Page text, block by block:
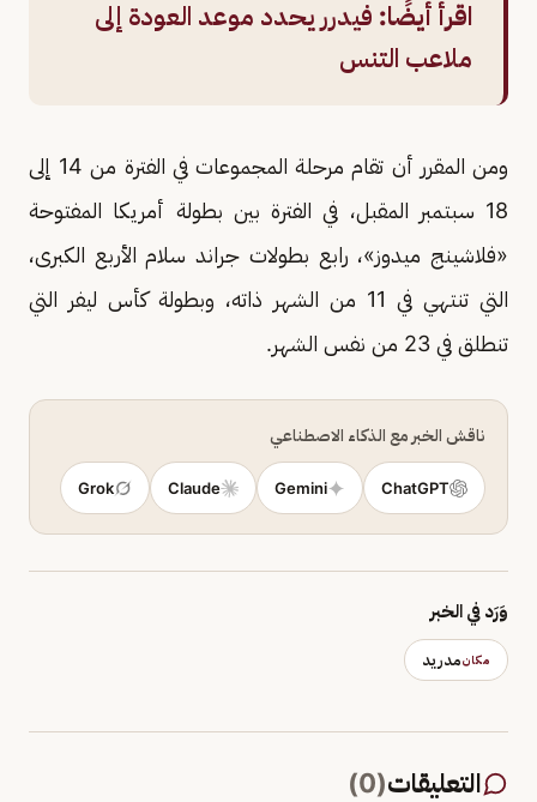
اقرأ أيضًا: فيدرر يحدد موعد العودة إلى
ملاعب التنس
ومن المقرر أن تقام مرحلة المجموعات في الفترة من 14 إلى
18 سبتمبر المقبل، في الفترة بين بطولة أمريكا المفتوحة
«فلاشينج ميدوز»، رابع بطولات جراند سلام الأربع الكبرى،
التي تنتهي في 11 من الشهر ذاته، وبطولة كأس ليفر التي
تنطلق في 23 من نفس الشهر.
ناقش الخبر مع الذكاء الاصطناعي
ChatGPT
Gemini
Claude
Grok
وَرَد في الخبر
مكانمدريد
التعليقات(
0
)